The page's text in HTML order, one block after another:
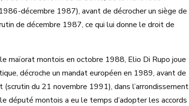
décembre 1987), avant de décrocher un siège de
de décembre 1987, ce qui lui donne le droit de
maïorat montois en octobre 1988, Elio Di Rupo joue
décroche un mandat européen en 1989, avant de
du 21 novembre 1991), dans l’arrondissement
député montois a eu le temps d’adopter les accords